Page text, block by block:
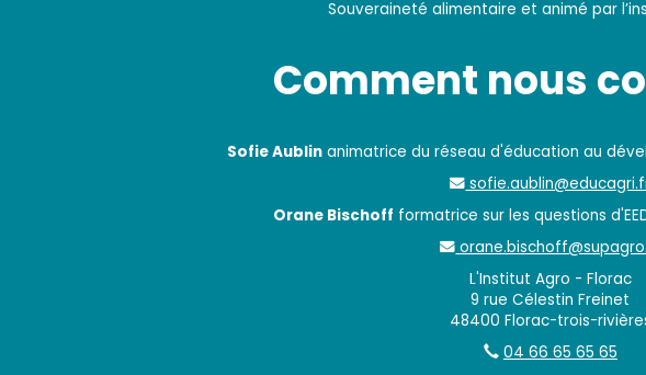
Souveraineté alimentaire et animé par
Comment nous
Sofie Aublinanimatrice du réseau d'éducation au
Orane Bischoff formatrice sur les questions
L'Institut Agro - Florac
9 rue Célestin Freinet
48400 Florac-trois-
04 66 65 65 65